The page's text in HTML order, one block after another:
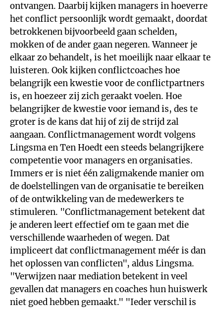
ontvangen. Daarbij kijken managers in hoeverre
het conflict persoonlijk wordt gemaakt, doordat
betrokkenen bijvoorbeeld gaan schelden,
mokken of de ander gaan negeren. Wanneer je
elkaar zo behandelt, is het moeilijk naar elkaar te
luisteren. Ook kijken conflictcoaches hoe
belangrijk een kwestie voor de conflictpartners
is, en hoezeer zij zich geraakt voelen. Hoe
belangrijker de kwestie voor iemand is, des te
groter is de kans dat hij of zij de strijd zal
aangaan. Conflictmanagement wordt volgens
Lingsma en Ten Hoedt een steeds belangrijkere
competentie voor managers en organisaties.
Immers er is niet één zaligmakende manier om
de doelstellingen van de organisatie te bereiken
of de ontwikkeling van de medewerkers te
stimuleren. "Conflictmanagement betekent dat
je anderen leert effectief om te gaan met die
verschillende waarheden of wegen. Dat
impliceert dat conflictmanagement méér is dan
het oplossen van conflicten", aldus Lingsma.
"Verwijzen naar mediation betekent in veel
gevallen dat managers en coaches hun huiswerk
niet goed hebben gemaakt." "Ieder verschil is